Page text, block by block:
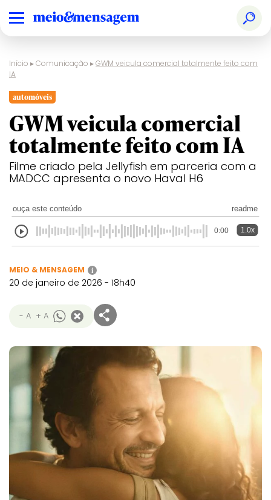
Início ▸Comunicação ▸GWM veicula comercial totalmente feito com
IA
automóveis
GWM veicula comercial
totalmente feito com IA
Filme criado pela Jellyfish em parceria com a
MADCC apresenta o novo Haval H6
ouça este conteúdo readme
0:00 1.0x
MEIO & MENSAGEM i
20 de janeiro de 2026 - 18h40
- A + A